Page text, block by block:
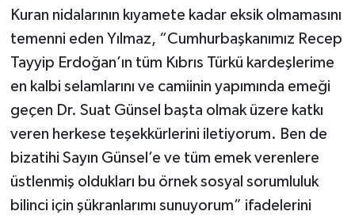
Kuran nidalarının kıyamete kadar eksik olmamasını
temenni eden Yılmaz, “Cumhurbaşkanımız Recep
Tayyip Erdoğan’ın tüm Kıbrıs Türkü kardeşlerime
en kalbi selamlarını ve camiinin yapımında emeği
geçen Dr. Suat Günsel başta olmak üzere katkı
veren herkese teşekkürlerini iletiyorum. Ben de
bizatihi Sayın Günsel’e ve tüm emek verenlere
üstlenmiş oldukları bu örnek sosyal sorumluluk
bilinci için şükranlarımı sunuyorum” ifadelerini